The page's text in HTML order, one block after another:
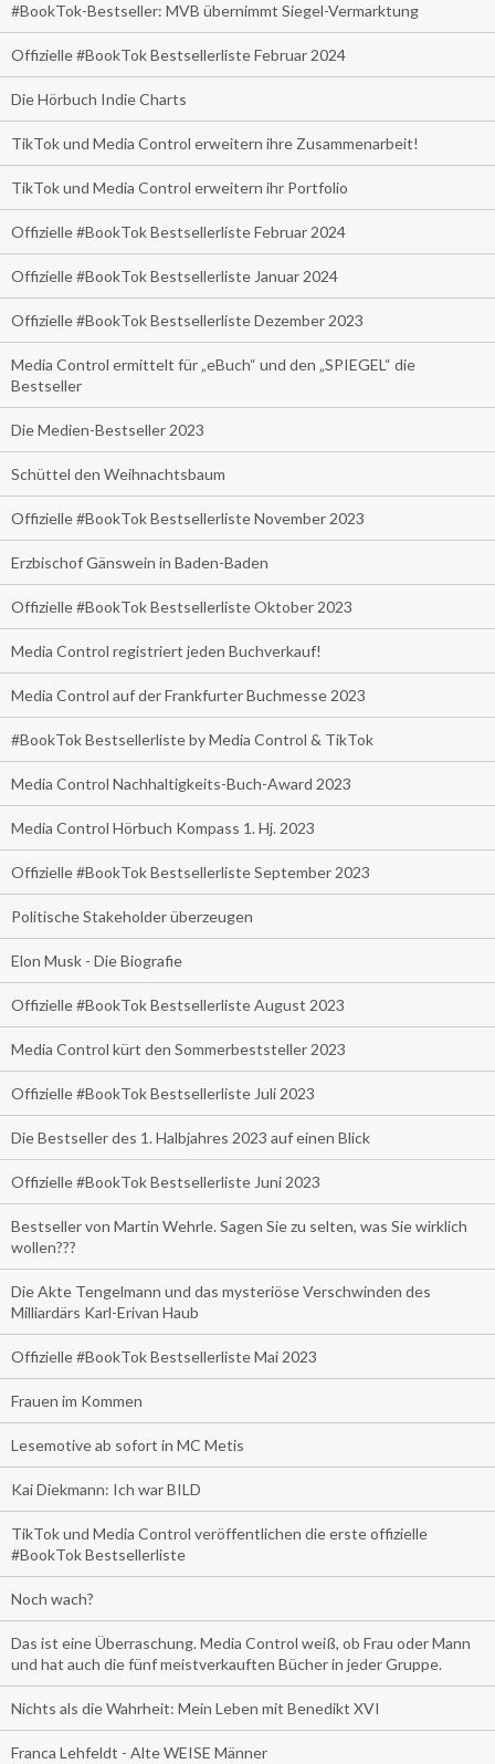
#BookTok-Bestseller: MVB übernimmt Siegel-Vermarktung
Offizielle #BookTok Bestsellerliste Februar 2024
Die Hörbuch Indie Charts
TikTok und Media Control erweitern ihre Zusammenarbeit!
TikTok und Media Control erweitern ihr Portfolio
Offizielle #BookTok Bestsellerliste Februar 2024
Offizielle #BookTok Bestsellerliste Januar 2024
Offizielle #BookTok Bestsellerliste Dezember 2023
Media Control ermittelt für „eBuch“ und den „SPIEGEL“ die
Bestseller
Die Medien-Bestseller 2023
Schüttel den Weihnachtsbaum
Offizielle #BookTok Bestsellerliste November 2023
Erzbischof Gänswein in Baden-Baden
Offizielle #BookTok Bestsellerliste Oktober 2023
Media Control registriert jeden Buchverkauf!
Media Control auf der Frankfurter Buchmesse 2023
#BookTok Bestsellerliste by Media Control & TikTok
Media Control Nachhaltigkeits-Buch-Award 2023
Media Control Hörbuch Kompass 1. Hj. 2023
Offizielle #BookTok Bestsellerliste September 2023
Politische Stakeholder überzeugen
Elon Musk - Die Biografie
Offizielle #BookTok Bestsellerliste August 2023
Media Control kürt den Sommerbeststeller 2023
Offizielle #BookTok Bestsellerliste Juli 2023
Die Bestseller des 1. Halbjahres 2023 auf einen Blick
Offizielle #BookTok Bestsellerliste Juni 2023
Bestseller von Martin Wehrle. Sagen Sie zu selten, was Sie wirklich
wollen???
Die Akte Tengelmann und das mysteriöse Verschwinden des
Milliardärs Karl-Erivan Haub
Offizielle #BookTok Bestsellerliste Mai 2023
Frauen im Kommen
Lesemotive ab sofort in MC Metis
Kai Diekmann: Ich war BILD
TikTok und Media Control veröffentlichen die erste offizielle
#BookTok Bestsellerliste
Noch wach?
Das ist eine Überraschung. Media Control weiß, ob Frau oder Mann
und hat auch die fünf meistverkauften Bücher in jeder Gruppe.
Nichts als die Wahrheit: Mein Leben mit Benedikt XVI
Franca Lehfeldt - Alte WEISE Männer